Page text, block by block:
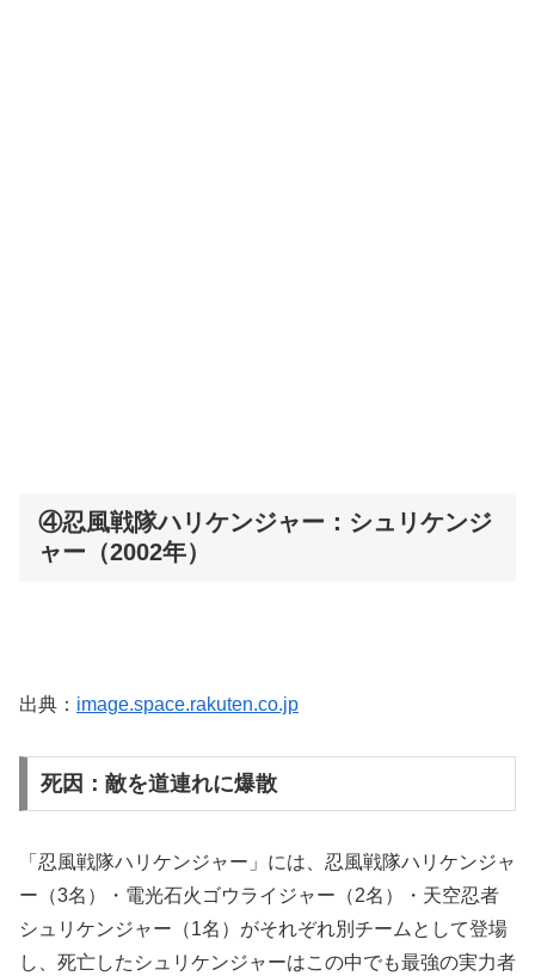
④忍風戦隊ハリケンジャー：シュリケンジ
ャー（2002年）
出典： image.space.rakuten.co.jp
死因：敵を道連れに爆散
「忍風戦隊ハリケンジャー」には、忍風戦隊ハリケンジャ
ー（3名）・電光石火ゴウライジャー（2名）・天空忍者
シュリケンジャー（1名）がそれぞれ別チームとして登場
し、死亡したシュリケンジャーはこの中でも最強の実力者